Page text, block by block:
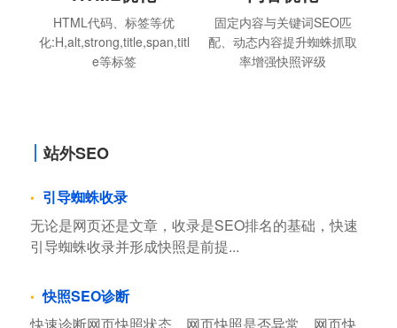
HTML代码、标签等优
化:H,alt,strong,title,span,titl
e等标签
固定内容与关键词SEO匹
配、动态内容提升蜘蛛抓取
率增强快照评级
站外SEO
引导蜘蛛收录
无论是网页还是文章，收录是SEO排名的基础，快速
引导蜘蛛收录并形成快照是前提...
快照SEO诊断
快速诊断网页快照状态，网页快照是否异常，网页快